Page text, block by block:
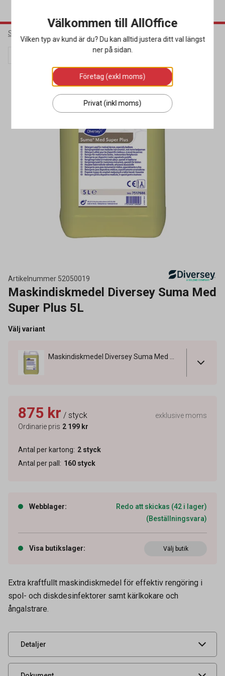
Städ & Hygien
Artikelnummer 52050019
Maskindiskmedel Diversey Suma Med
Super Plus 5L
Välj variant
875 kr / styck
Ordinarie pris 2 199 kr
exklusive moms
Antal per kartong: 2 styck
Antal per pall : 160 styck
Webblager:
Redo att skickas (42 i lager)
(Beställningsvara)
Visa butikslager: Välj butik
Extra kraftfullt maskindiskmedel för effektiv rengöring i
spol- och diskdesinfektorer samt kärlkokare och
ångalstrare.
Detaljer
Tidigare artikelnummer 7517686
Leverantörens
UNSPSC 42281704
Säkerhetsdatablad
Produktdatablad
Välkommen till AllOffice
Vilken typ av kund är du? Du kan alltid justera ditt val längst
ner på sidan.
Företag (exkl moms)
Privat (inkl moms)